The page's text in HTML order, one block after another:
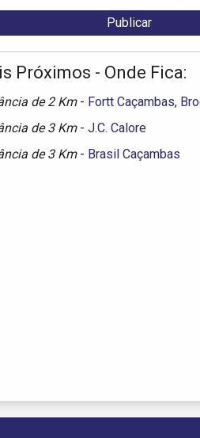
Próximos - Onde Fica:
de 2 Km - Fortt Caçambas,
de 3 Km - J.C. Calore
de 3 Km - Brasil Caçambas